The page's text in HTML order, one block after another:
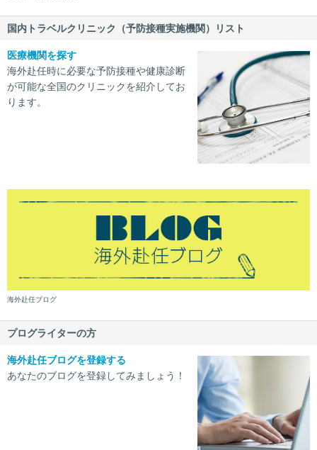
国内トラベルクリニック（予防接種実施機関）リスト
医療機関を探す
海外赴任時に必要な予防接種や健康診断
が可能な全国のクリニックを紹介してお
ります。
海外赴任ブログ
プログライターの方
海外赴任ブログを登録する
あなたのブログを登録してみましょう！